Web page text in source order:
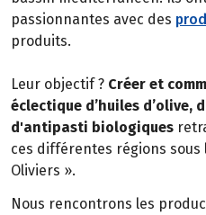
passionnantes avec des
produits.
Leur objectif ? Créer et
éclectique d’huiles d’olive,
d'antipasti biologiques
ces différentes régions sous
Oliviers ».
Nous rencontrons les